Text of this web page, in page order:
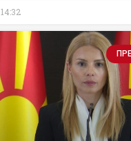
14:32